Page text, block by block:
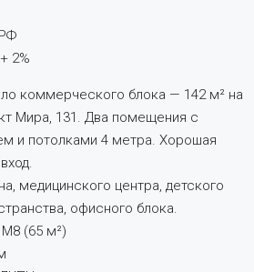
2%
коммерческого блока — 142 м² на
Мира, 131. Два помещения с
и потолками 4 метра. Хорошая
медицинского центра, детского
офисного блока.
(65 м²)